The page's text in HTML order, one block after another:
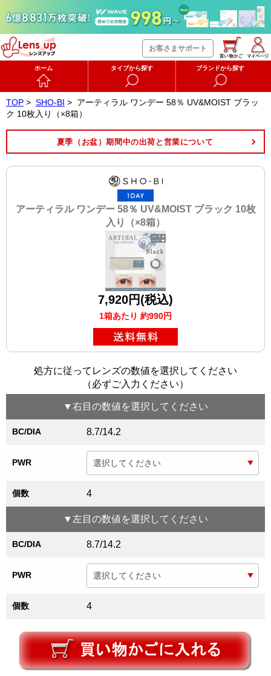
お客さまサポート
ホーム タイプから探す ブランドから探す
TOP > SHO-BI > アーティラル ワンデー 58％ UV&MOIST ブラッ
ク 10枚入り（×8箱）
夏季（お盆）期間中の出荷と営業について
アーティラル ワンデー 58％ UV&MOIST ブラック 10枚
入り（×8箱）
7,920円(税込)
1箱あたり 約990円
処方に従ってレンズの数値を選択してください
（必ずご入力ください）
▼右目 の数値を選択してください
BC/DIA 8.7/14.2
PWR
個数 4
▼ 左目 の数値を選択してください
BC/DIA 8.7/14.2
PWR
個数 4